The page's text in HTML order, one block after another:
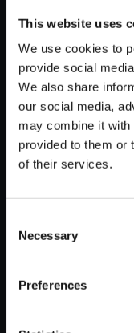
This website uses
We use cookies to
provide social
We also share
our social media,
may combine it with
provided to them or
of their services.
Selection
Necessary
Preferences